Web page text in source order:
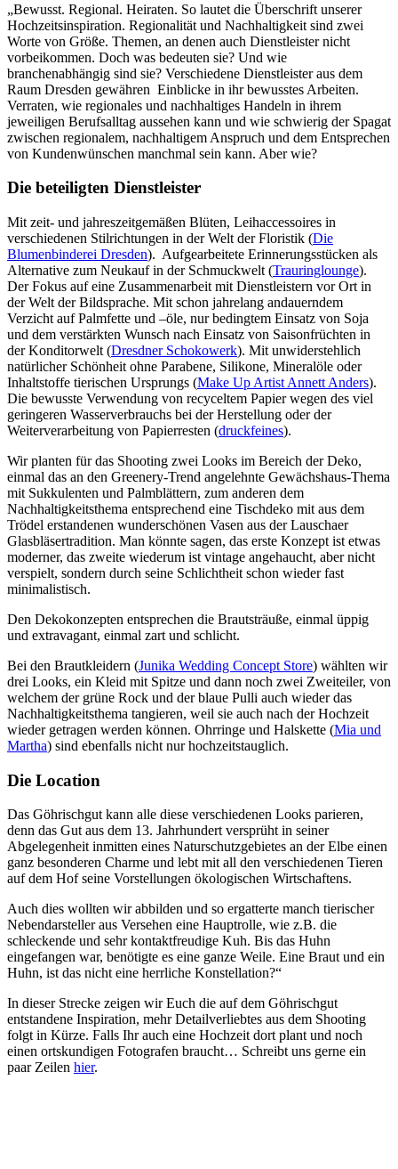
„Bewusst. Regional. Heiraten. So lautet die Überschrift unserer
Hochzeitsinspiration. Regionalität und Nachhaltigkeit sind zwei
Worte von Größe. Themen, an denen auch Dienstleister nicht
vorbeikommen. Doch was bedeuten sie? Und wie
branchenabhängig sind sie? Verschiedene Dienstleister aus dem
Raum Dresden gewähren Einblicke in ihr bewusstes Arbeiten.
Verraten, wie regionales und nachhaltiges Handeln in ihrem
jeweiligen Berufsalltag aussehen kann und wie schwierig der Spagat
zwischen regionalem, nachhaltigem Anspruch und dem Entsprechen
von Kundenwünschen manchmal sein kann. Aber wie?
Die beteiligten Dienstleister
Mit zeit- und jahreszeitgemäßen Blüten, Leihaccessoires in
verschiedenen Stilrichtungen in der Welt der Floristik (Die
Blumenbinderei Dresden). Aufgearbeitete Erinnerungsstücken als
Alternative zum Neukauf in der Schmuckwelt (Trauringlounge).
Der Fokus auf eine Zusammenarbeit mit Dienstleistern vor Ort in
der Welt der Bildsprache. Mit schon jahrelang andauerndem
Verzicht auf Palmfette und –öle, nur bedingtem Einsatz von Soja
und dem verstärkten Wunsch nach Einsatz von Saisonfrüchten in
der Konditorwelt (Dresdner Schokowerk). Mit unwiderstehlich
natürlicher Schönheit ohne Parabene, Silikone, Mineralöle oder
Inhaltstoffe tierischen Ursprungs (Make Up Artist Annett Anders).
Die bewusste Verwendung von recyceltem Papier wegen des viel
geringeren Wasserverbrauchs bei der Herstellung oder der
Weiterverarbeitung von Papierresten (druckfeines).
Wir planten für das Shooting zwei Looks im Bereich der Deko,
einmal das an den Greenery-Trend angelehnte Gewächshaus-Thema
mit Sukkulenten und Palmblättern, zum anderen dem
Nachhaltigkeitsthema entsprechend eine Tischdeko mit aus dem
Trödel erstandenen wunderschönen Vasen aus der Lauschaer
Glasbläsertradition. Man könnte sagen, das erste Konzept ist etwas
moderner, das zweite wiederum ist vintage angehaucht, aber nicht
verspielt, sondern durch seine Schlichtheit schon wieder fast
minimalistisch.
Den Dekokonzepten entsprechen die Brautsträuße, einmal üppig
und extravagant, einmal zart und schlicht.
Bei den Brautkleidern (Junika Wedding Concept Store) wählten wir
drei Looks, ein Kleid mit Spitze und dann noch zwei Zweiteiler, von
welchem der grüne Rock und der blaue Pulli auch wieder das
Nachhaltigkeitsthema tangieren, weil sie auch nach der Hochzeit
wieder getragen werden können. Ohrringe und Halskette (Mia und
Martha) sind ebenfalls nicht nur hochzeitstauglich.
Die Location
Das Göhrischgut kann alle diese verschiedenen Looks parieren,
denn das Gut aus dem 13. Jahrhundert versprüht in seiner
Abgelegenheit inmitten eines Naturschutzgebietes an der Elbe einen
ganz besonderen Charme und lebt mit all den verschiedenen Tieren
auf dem Hof seine Vorstellungen ökologischen Wirtschaftens.
Auch dies wollten wir abbilden und so ergatterte manch tierischer
Nebendarsteller aus Versehen eine Hauptrolle, wie z.B. die
schleckende und sehr kontaktfreudige Kuh. Bis das Huhn
eingefangen war, benötigte es eine ganze Weile. Eine Braut und ein
Huhn, ist das nicht eine herrliche Konstellation?“
In dieser Strecke zeigen wir Euch die auf dem Göhrischgut
entstandene Inspiration, mehr Detailverliebtes aus dem Shooting
folgt in Kürze. Falls Ihr auch eine Hochzeit dort plant und noch
einen ortskundigen Fotografen braucht… Schreibt uns gerne ein
paar Zeilen hier.